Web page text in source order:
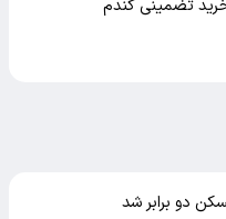
تضمینی گندم
دو برابر شد